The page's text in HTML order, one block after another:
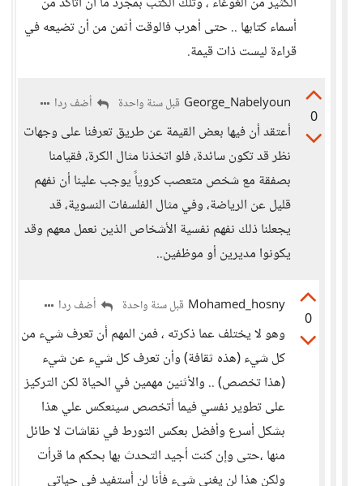
أسماء كتابها .. حتى أهرب فالوقت أثمن من أن تضيعه في
قراءة ليست ذات قيمة.
0
George_Nabelyoun قبل سنة واحدة أضف ردا
أعتقد أن فيها بعض القيمة عن طريق تعرفنا على وجهات
نظر قد تكون سائدة، فلو اتخذنا مثال الكرة، فقيامنا
بصفقة مع شخص متعصب كروياً يوجب علينا أن نفهم
قليل عن الرياضة، وفي مثال الفلسفات النسوية، قد
يجعلنا ذلك نفهم نفسية الأشخاص الذين نعمل معهم وقد
يكونوا مديرين أو موظفين..
0
Mohamed_hosny قبل سنة واحدة أضف ردا
وهو لا يختلف عما ذكرته ، فمن المهم أن تعرف شيء من
كل شيء (هذه ثقافة) وأن تعرف كل شيء عن شيء
(هذا تخصص) .. والأثنين مهمين في الحياة لكن التركيز
على تطوير نفسي فيما أتخصص سينعكس علي هذا
بشكل أسرع وأفضل بعكس التورط في نقاشات لا طائل
منها ،حتى وإن كنت أجيد التحدث بها بحكم ما قرأت
ولكن هذا لن يغني شيء فأنا لن أستفيد في حياتي